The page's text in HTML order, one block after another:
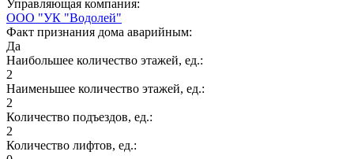
Управляющая компания:
ООО "УК "Водолей"
Факт признания дома аварийным:
Да
Наибольшее количество этажей, ед.:
2
Наименьшее количество этажей, ед.:
2
Количество подъездов, ед.:
2
Количество лифтов, ед.: